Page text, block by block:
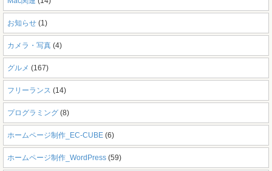
お知らせ (1)
カメラ・写真 (4)
グルメ (167)
フリーランス (14)
プログラミング (8)
ホームページ制作_EC-CUBE (6)
ホームページ制作_WordPress (59)